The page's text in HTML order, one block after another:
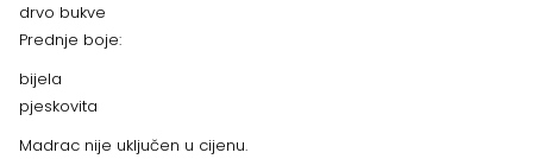
drvo bukve
Prednje boje:
bijela
pjeskovita
Madrac nije uključen u cijenu.